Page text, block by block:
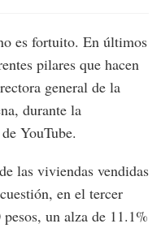
es fortuito. En últimos
pilares que hacen
general de la
durante la
YouTube.
las viviendas vendidas
en el tercer
un alza de 11.1%